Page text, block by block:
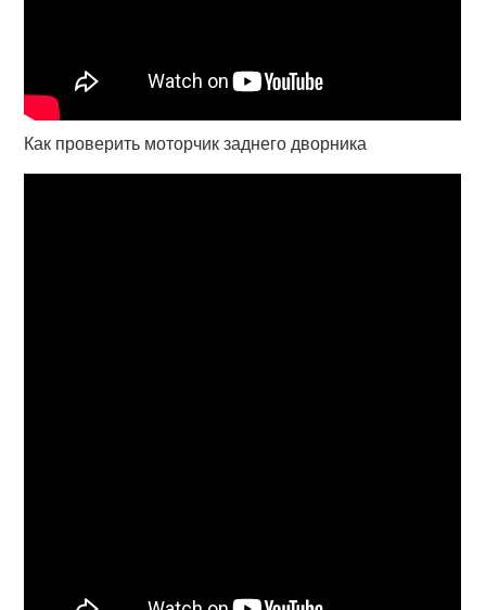
Как проверить моторчик заднего дворника